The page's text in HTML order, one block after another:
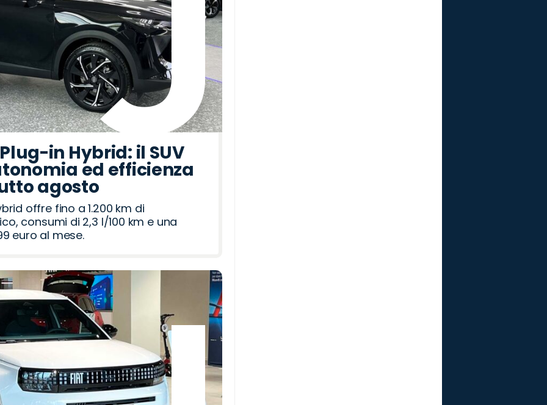
in Hybrid: il SUV
ed efficienza
agosto
offre fino a 1.200 km di
consumi di 2,3 l/100 km e una
euro al mese.